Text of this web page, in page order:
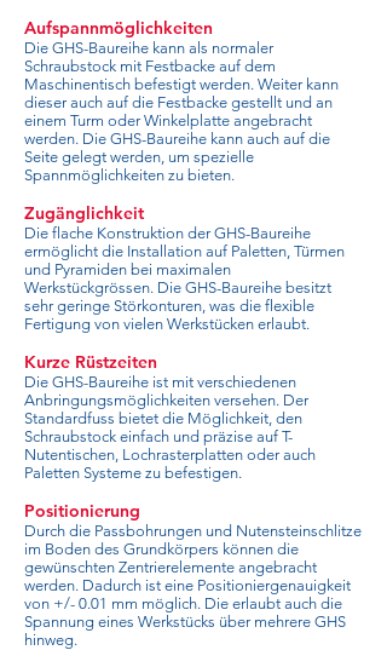
Aufspannmöglichkeiten
Die GHS-Baureihe kann als normaler
Schraubstock mit Festbacke auf dem
Maschinentisch befestigt werden. Weiter kann
dieser auch auf die Festbacke gestellt und an
einem Turm oder Winkelplatte angebracht
werden. Die GHS-Baureihe kann auch auf die
Seite gelegt werden, um spezielle
Spannmöglichkeiten zu bieten.
Zugänglichkeit
Die flache Konstruktion der GHS-Baureihe
ermöglicht die Installation auf Paletten, Türmen
und Pyramiden bei maximalen
Werkstückgrössen. Die GHS-Baureihe besitzt
sehr geringe Störkonturen, was die flexible
Fertigung von vielen Werkstücken erlaubt.
Kurze Rüstzeiten
Die GHS-Baureihe ist mit verschiedenen
Anbringungsmöglichkeiten versehen. Der
Standardfuss bietet die Möglichkeit, den
Schraubstock einfach und präzise auf T-
Nutentischen, Lochrasterplatten oder auch
Paletten Systeme zu befestigen.
Positionierung
Durch die Passbohrungen und Nutensteinschlitze
im Boden des Grundkörpers können die
gewünschten Zentrierelemente angebracht
werden. Dadurch ist eine Positioniergenauigkeit
von +/- 0.01 mm möglich. Die erlaubt auch die
Spannung eines Werkstücks über mehrere GHS
hinweg.